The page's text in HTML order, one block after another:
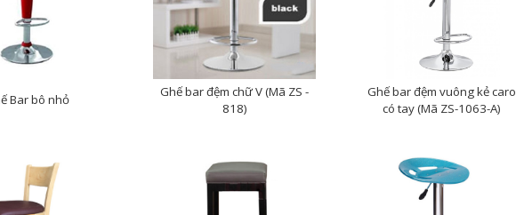
Bar bô nhỏ
Ghế bar đệm chữ V (Mã ZS -
818)
Ghế bar đệm vuông kẻ caro
có tay (Mã ZS-1063-A)